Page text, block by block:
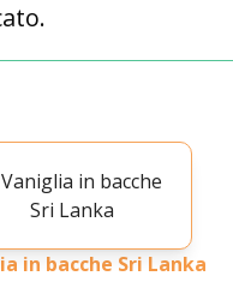
in bacche Sri Lanka